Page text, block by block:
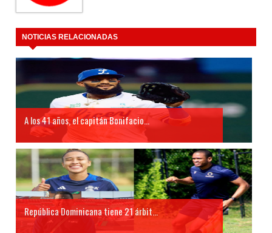
NOTICIAS RELACIONADAS
A los 41 años, el capitán Bonifacio...
República Dominicana tiene 21 árbit...